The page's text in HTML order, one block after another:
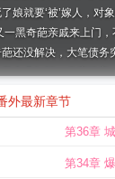
就要‘被’嫁人，对
黑奇葩亲戚来上门
葩还没解决，大笔债
学专业知识，发家致
一黑怀疑自己得罪了
综免费阅读这日子没
综 这日子没法过了
外最新章节
第36章
第34章